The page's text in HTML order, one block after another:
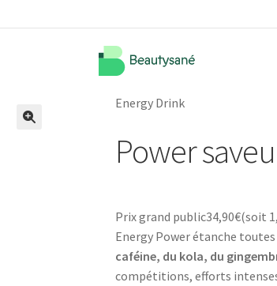
Energy Drink
Power
Prix grand public34,90€(soit
Energy Power étanche toutes
caféine, du kola, du
compétitions, efforts